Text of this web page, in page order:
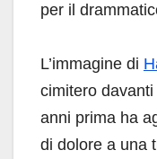
per il
L’immagine di
cimitero
anni prima ha
di dolore a una